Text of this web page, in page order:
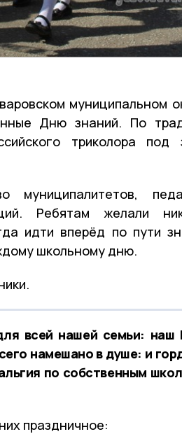
муниципальном
Дню знаний. По
триколора под
муниципалитетов,
Ребятам желали
идти вперёд по пути
школьному дню.
всей нашей семьи: наш
намешано в душе: и
по собственным
праздничное: